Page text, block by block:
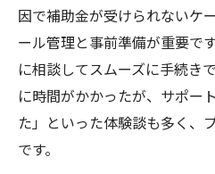
因で補助金が受けられないケ
ール管理と事前準備が重要で
に相談してスムーズに手続き
に時間がかかったが、サポー
た」といった体験談も多く、
です。